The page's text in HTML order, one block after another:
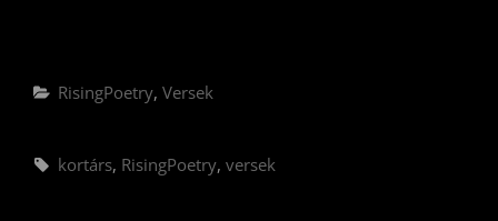
Categories
RisingPoetry, Versek
Tags,
kortárs, RisingPoetry, versek